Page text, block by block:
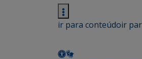
ir para conteúdoir